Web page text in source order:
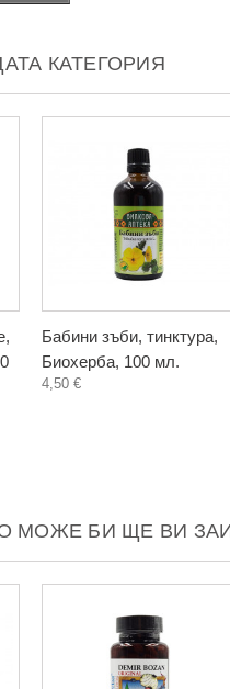
КАТЕГОРИЯ
Бабини зъби, тинктура,
Биохерба, 100 мл.
4,50 €
МОЖЕ БИ ЩЕ ВИ